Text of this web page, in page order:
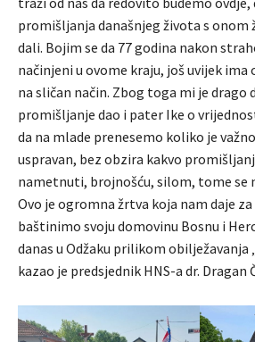
promišljanja današnjeg života s onom
dali. Bojim se da 77 godina nakon
načinjeni u ovome kraju, još uvijek
na sličan način. Zbog toga mi je drago
promišljanje dao i pater Ike o
da na mlade prenesemo koliko je
uspravan, bez obzira kakvo
nametnuti, brojnošću, silom, tome se
Ovo je ogromna žrtva koja nam daje
baštinimo svoju domovinu Bosnu i
danas u Odžaku prilikom obilježavanja
kazao je predsjednik HNS-a dr. Dragan